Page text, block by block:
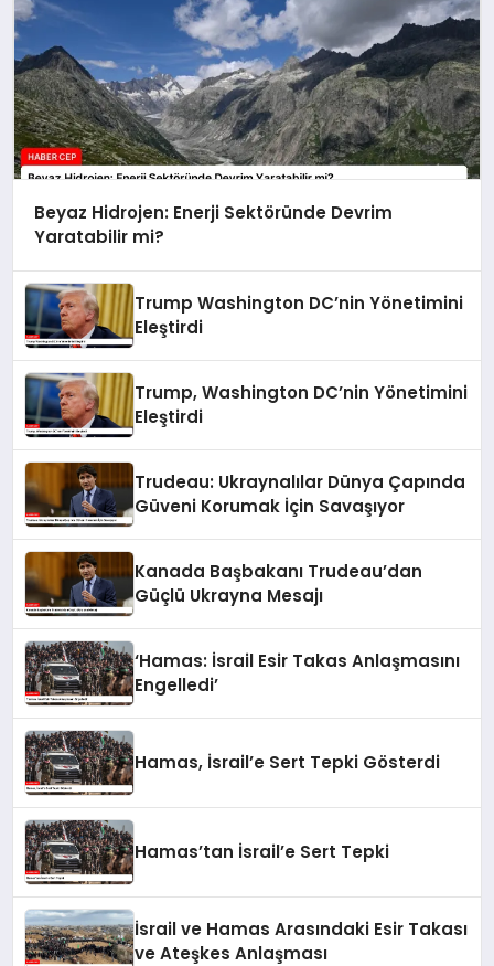
Beyaz Hidrojen: Enerji Sektöründe Devrim
Yaratabilir mi?
Trump Washington DC’nin Yönetimini
Eleştirdi
Trump, Washington DC’nin Yönetimini
Eleştirdi
Trudeau: Ukraynalılar Dünya Çapında
Güveni Korumak İçin Savaşıyor
Kanada Başbakanı Trudeau’dan
Güçlü Ukrayna Mesajı
‘Hamas: İsrail Esir Takas Anlaşmasını
Engelledi’
Hamas, İsrail’e Sert Tepki Gösterdi
Hamas’tan İsrail’e Sert Tepki
İsrail ve Hamas Arasındaki Esir Takası
ve Ateşkes Anlaşması